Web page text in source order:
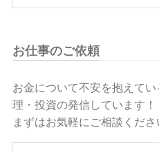
お仕事のご依頼
お金について不安を抱えて
理・投資の発信しています！
まずはお気軽にご相談くださ